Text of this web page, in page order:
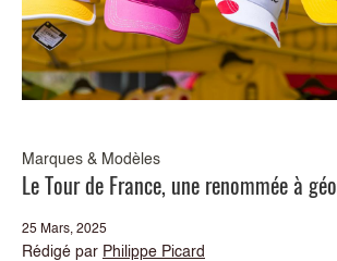
Marques & Modèles
Le Tour de France, une renommée à
25 Mars, 2025
Rédigé par Philippe Picard